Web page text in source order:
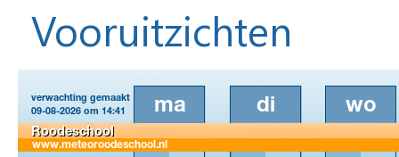
Vooruitzichten